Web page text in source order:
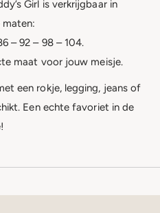
Girl is verkrijgbaar in
maten:
– 92 – 98 – 104.
maat voor jouw meisje.
een rokje, legging, jeans of
Een echte favoriet in de